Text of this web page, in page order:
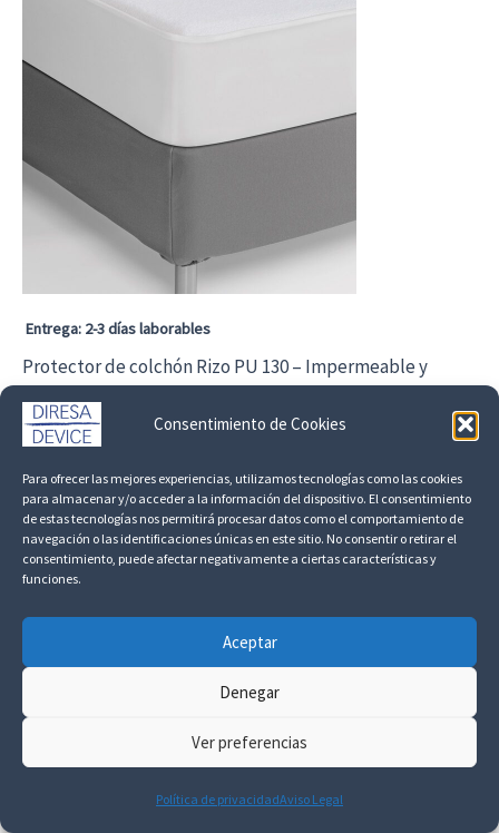
Consentimiento de Cookies
Para ofrecer las mejores experiencias, utilizamos tecnologías como las cookies
para almacenar y/o acceder a la información del dispositivo. El consentimiento
de estas tecnologías nos permitirá procesar datos como el comportamiento de
navegación o las identificaciones únicas en este sitio. No consentir o retirar el
consentimiento, puede afectar negativamente a ciertas características y
funciones.
Aceptar
Denegar
Ver preferencias
Política de privacidadAviso Legal
Entrega: 2-3 días laborables
Protector de colchón Rizo PU 130 – Impermeable y
absorbente
5,35€ +IVA
Añadir al carrito